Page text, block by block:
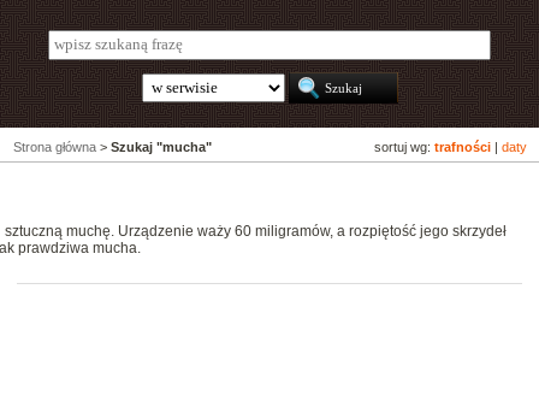
sortuj wg: trafności daty
Strona główna > Szukaj "mucha"
muchę. Urządzenie waży 60 miligramów, a rozpiętość jego skrzydeł
prawdziwa mucha.